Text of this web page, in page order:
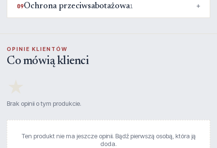
09Ochrona przeciwsabotażowa1
OPINIE KLIENTÓW
Co mówią klienci
Brak opinii o tym produkcie.
Ten produkt nie ma jeszcze opinii. Bądź pierwszą osobą, która ją
doda.